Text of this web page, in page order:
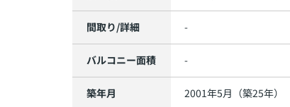
間取り/詳細 -
バルコニー面積 -
築年月 2001年5月（築25年）